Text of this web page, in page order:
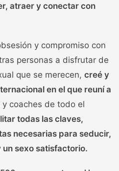
atraer y conectar con
y compromiso con
personas a disfrutar de
que se merecen, creé y
en el que reuní a
y coaches de todo el
todas las claves,
necesarias para seducir,
sexo satisfactorio.